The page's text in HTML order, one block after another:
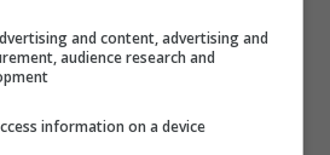
con sapienza il chiasmo
delle sue streghe.
punteggiatura e
and content, advertising and
audience research and
information on a device